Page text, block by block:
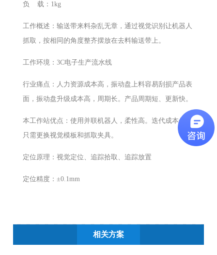
负 载：1kg
工作概述：输送带来料杂乱无章，通过视觉识别让机器人
抓取，按相同的角度整齐摆放在去料输送带上。
工作环境：3C电子生产流水线
行业痛点：人力资源成本高，振动盘上料容易刮损产品表
面，振动盘升级成本高，周期长。产品周期短、更新快。
本工作站优点：使用并联机器人，柔性高。迭代成本低，
只需更换视觉模板和抓取夹具。
定位原理：视觉定位、追踪拾取、追踪放置
定位精度：±0.1mm
相关方案